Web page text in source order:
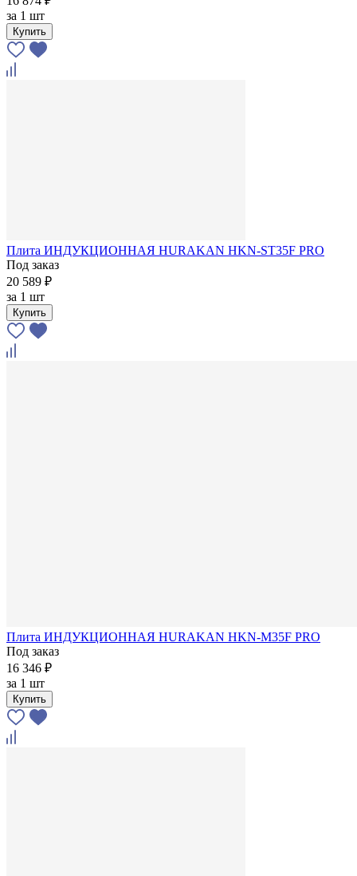
за 1 шт
Купить
Плита ИНДУКЦИОННАЯ HURAKAN HKN-ST35F PRO
Под заказ
20 589 ₽
за 1 шт
Купить
Плита ИНДУКЦИОННАЯ HURAKAN HKN-M35F PRO
Под заказ
16 346 ₽
за 1 шт
Купить